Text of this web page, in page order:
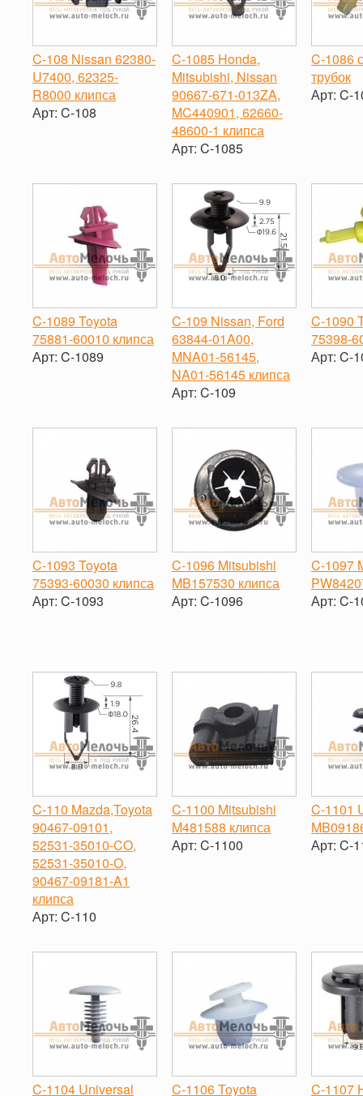
C-108 Nissan 62380-
U7400, 62325-
R8000 клипса
Арт: C-108
C-1085 Honda,
Mitsubishi, Nissan
90667-671-013ZA,
MC440901, 62660-
48600-1 клипса
Арт: C-1085
-
+
C-1086
трубок
Арт: C-
C-1089 Toyota
75881-60010 клипса
Арт: C-1089
C-109 Nissan, Ford
63844-01A00,
MNA01-56145,
NA01-56145 клипса
Арт: C-109
-
+
C-1090
75398-
Арт: C-
C-1093 Toyota
75393-60030 клипса
Арт: C-1093
C-1096 Mitsubishi
MB157530 клипса
Арт: C-1096
C-1097
Арт: C-
C-110 Mazda,Toyota
90467-09101,
52531-35010-CO,
52531-35010-O,
90467-09181-A1
клипса
Арт: C-110
-
+
C-1100 Mitsubishi
M481588 клипса
Арт: C-1100
C-1101
Арт: C-
C-1104 Universal C-1106 Toyota C-1107